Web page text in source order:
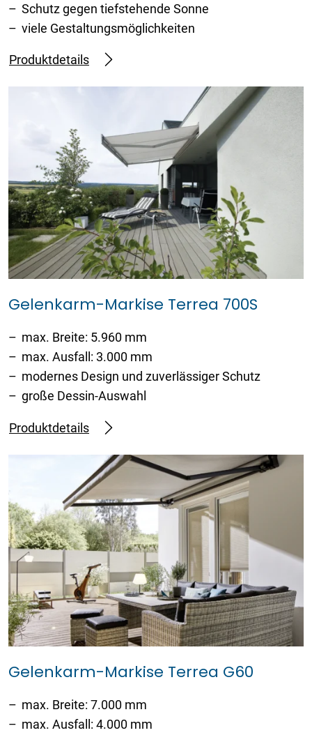
Schutz gegen tiefstehende Sonne
viele Gestaltungsmöglichkeiten
Produktdetails
Gelenkarm-Markise Terrea 700S
max. Breite: 5.960 mm
max. Ausfall: 3.000 mm
modernes Design und zuverlässiger Schutz
große Dessin-Auswahl
Produktdetails
Gelenkarm-Markise Terrea G60
max. Breite: 7.000 mm
max. Ausfall: 4.000 mm